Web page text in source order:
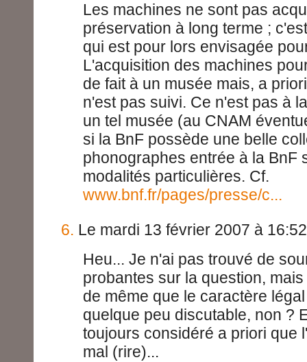
Les machines ne sont pas
préservation à long terme ;
qui est pour lors envisagée
L'acquisition des machines
de fait à un musée mais, a
n'est pas suivi. Ce n'est pas à
un tel musée (au CNAM
si la BnF possède une belle
phonographes entrée à la BnF
modalités particulières. Cf.
www.bnf.fr/pages/presse/c...
6. Le mardi 13 février 2007 à
Heu... Je n'ai pas trouvé de
probantes sur la question,
de même que le caractère
quelque peu discutable, non ?
toujours considéré a priori que
mal (rire)...